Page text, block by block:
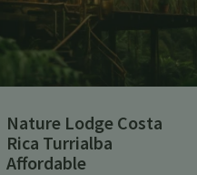
Nature Lodge Costa
Rica Turrialba
Affordable